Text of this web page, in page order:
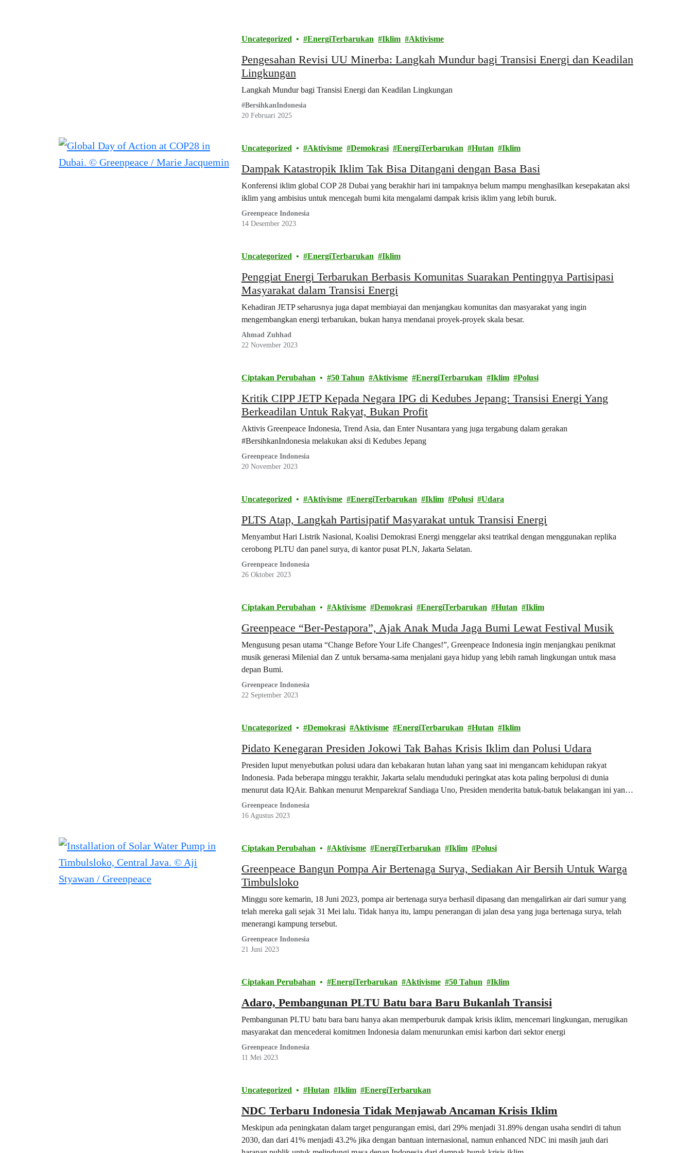
Uncategorized EnergiTerbarukan Iklim Aktivisme
Pengesahan Revisi UU Minerba: Langkah Mundur bagi Transisi Energi dan Keadilan
Lingkungan
Langkah Mundur bagi Transisi Energi dan Keadilan Lingkungan
#BersihkanIndonesia
20 Februari 2025
Uncategorized Aktivisme Demokrasi EnergiTerbarukan Hutan Iklim
Dampak Katastropik Iklim Tak Bisa Ditangani dengan Basa Basi
Konferensi iklim global COP 28 Dubai yang berakhir hari ini tampaknya belum mampu menghasilkan kesepakatan aksi
iklim yang ambisius untuk mencegah bumi kita mengalami dampak krisis iklim yang lebih buruk.
Greenpeace Indonesia
14 Desember 2023
Uncategorized EnergiTerbarukan Iklim
Penggiat Energi Terbarukan Berbasis Komunitas Suarakan Pentingnya Partisipasi
Masyarakat dalam Transisi Energi
Kehadiran JETP seharusnya juga dapat membiayai dan menjangkau komunitas dan masyarakat yang ingin
mengembangkan energi terbarukan, bukan hanya mendanai proyek-proyek skala besar.
Ahmad Zuhhad
22 November 2023
Ciptakan Perubahan 50 Tahun Aktivisme EnergiTerbarukan Iklim Polusi
Kritik CIPP JETP Kepada Negara IPG di Kedubes Jepang: Transisi Energi Yang
Berkeadilan Untuk Rakyat, Bukan Profit
Aktivis Greenpeace Indonesia, Trend Asia, dan Enter Nusantara yang juga tergabung dalam gerakan
#BersihkanIndonesia melakukan aksi di Kedubes Jepang
Greenpeace Indonesia
20 November 2023
Uncategorized Aktivisme EnergiTerbarukan Iklim Polusi Udara
PLTS Atap, Langkah Partisipatif Masyarakat untuk Transisi Energi
Menyambut Hari Listrik Nasional, Koalisi Demokrasi Energi menggelar aksi teatrikal dengan menggunakan replika
cerobong PLTU dan panel surya, di kantor pusat PLN, Jakarta Selatan.
Greenpeace Indonesia
26 Oktober 2023
Ciptakan Perubahan Aktivisme Demokrasi EnergiTerbarukan Hutan Iklim
Greenpeace “Ber-Pestapora”, Ajak Anak Muda Jaga Bumi Lewat Festival Musik
Mengusung pesan utama “Change Before Your Life Changes!”, Greenpeace Indonesia ingin menjangkau penikmat
musik generasi Milenial dan Z untuk bersama-sama menjalani gaya hidup yang lebih ramah lingkungan untuk masa
depan Bumi.
Greenpeace Indonesia
22 September 2023
Uncategorized Demokrasi Aktivisme EnergiTerbarukan Hutan Iklim
Pidato Kenegaran Presiden Jokowi Tak Bahas Krisis Iklim dan Polusi Udara
Presiden luput menyebutkan polusi udara dan kebakaran hutan lahan yang saat ini mengancam kehidupan rakyat
Indonesia. Pada beberapa minggu terakhir, Jakarta selalu menduduki peringkat atas kota paling berpolusi di dunia
menurut data IQAir. Bahkan menurut Menparekraf Sandiaga Uno, Presiden menderita batuk-batuk belakangan ini yang
diduga juga karena polusi udara.
Greenpeace Indonesia
16 Agustus 2023
Ciptakan Perubahan Aktivisme EnergiTerbarukan Iklim Polusi
Greenpeace Bangun Pompa Air Bertenaga Surya, Sediakan Air Bersih Untuk Warga
Timbulsloko
Minggu sore kemarin, 18 Juni 2023, pompa air bertenaga surya berhasil dipasang dan mengalirkan air dari sumur yang
telah mereka gali sejak 31 Mei lalu. Tidak hanya itu, lampu penerangan di jalan desa yang juga bertenaga surya, telah
menerangi kampung tersebut.
Greenpeace Indonesia
21 Juni 2023
Ciptakan Perubahan EnergiTerbarukan Aktivisme 50 Tahun Iklim
Adaro, Pembangunan PLTU Batu bara Baru Bukanlah Transisi
Pembangunan PLTU batu bara baru hanya akan memperburuk dampak krisis iklim, mencemari lingkungan, merugikan
masyarakat dan mencederai komitmen Indonesia dalam menurunkan emisi karbon dari sektor energi
Greenpeace Indonesia
11 Mei 2023
Uncategorized Hutan Iklim EnergiTerbarukan
NDC Terbaru Indonesia Tidak Menjawab Ancaman Krisis Iklim
Meskipun ada peningkatan dalam target pengurangan emisi, dari 29% menjadi 31.89% dengan usaha sendiri di tahun
2030, dan dari 41% menjadi 43.2% jika dengan bantuan internasional, namun enhanced NDC ini masih jauh dari